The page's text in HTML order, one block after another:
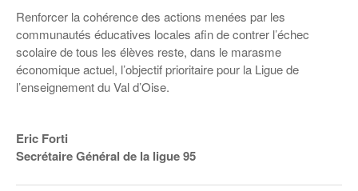
Renforcer la cohérence des actions menées par les
communautés éducatives locales afin de contrer l’échec
scolaire de tous les élèves reste, dans le marasme
économique actuel, l’objectif prioritaire pour la Ligue de
l’enseignement du Val d’Oise.
Eric Forti
Secrétaire Général de la ligue 95